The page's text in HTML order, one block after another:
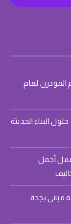
المودرن لعام
البناء الحديثة
أجمل
مباني بجدة